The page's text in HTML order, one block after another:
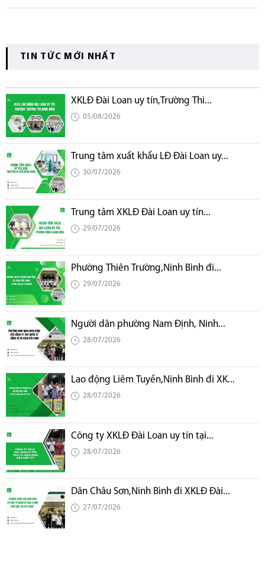
TIN TỨC MỚI NHẤT
XKLĐ Đài Loan uy tín,Trường Thi...
05/08/2026
Trung tâm xuất khẩu LĐ Đài Loan uy...
30/07/2026
Trung tâm XKLĐ Đài Loan uy tín...
29/07/2026
Phường Thiên Trường,Ninh Bình đi...
29/07/2026
Người dân phường Nam Định, Ninh...
28/07/2026
Lao động Liêm Tuyền,Ninh Bình đi XK...
28/07/2026
Công ty XKLĐ Đài Loan uy tín tại...
28/07/2026
Dân Châu Sơn,Ninh Bình đi XKLĐ Đài...
27/07/2026